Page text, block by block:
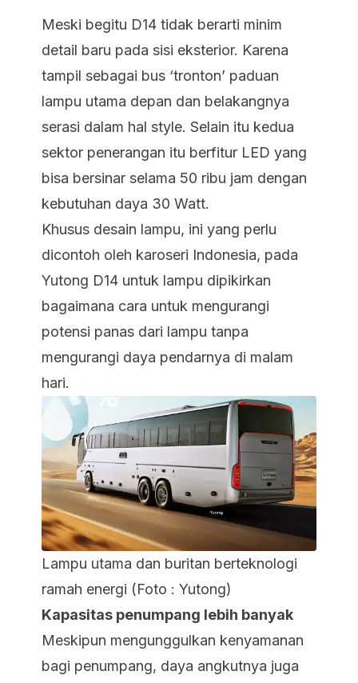
Meski begitu D14 tidak berarti minim
detail baru pada sisi eksterior. Karena
tampil sebagai bus ‘tronton’ paduan
lampu utama depan dan belakangnya
serasi dalam hal style. Selain itu kedua
sektor penerangan itu berfitur LED yang
bisa bersinar selama 50 ribu jam dengan
kebutuhan daya 30 Watt.
Khusus desain lampu, ini yang perlu
dicontoh oleh karoseri Indonesia, pada
Yutong D14 untuk lampu dipikirkan
bagaimana cara untuk mengurangi
potensi panas dari lampu tanpa
mengurangi daya pendarnya di malam
hari.
Lampu utama dan buritan berteknologi
ramah energi (Foto : Yutong)
Kapasitas penumpang lebih banyak
Meskipun mengunggulkan kenyamanan
bagi penumpang, daya angkutnya juga